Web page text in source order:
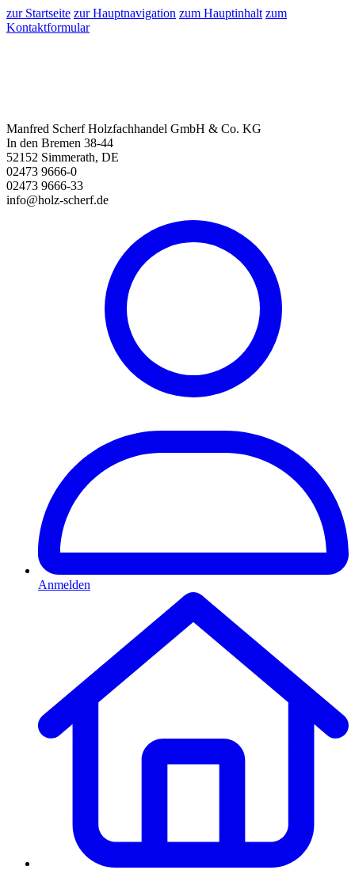
zur Startseite zur Hauptnavigation zum Hauptinhalt zum
Kontaktformular
Manfred Scherf Holzfachhandel GmbH & Co. KG
In den Bremen 38-44
52152 Simmerath, DE
02473 9666-0
02473 9666-33
info@holz-scherf.de
Anmelden